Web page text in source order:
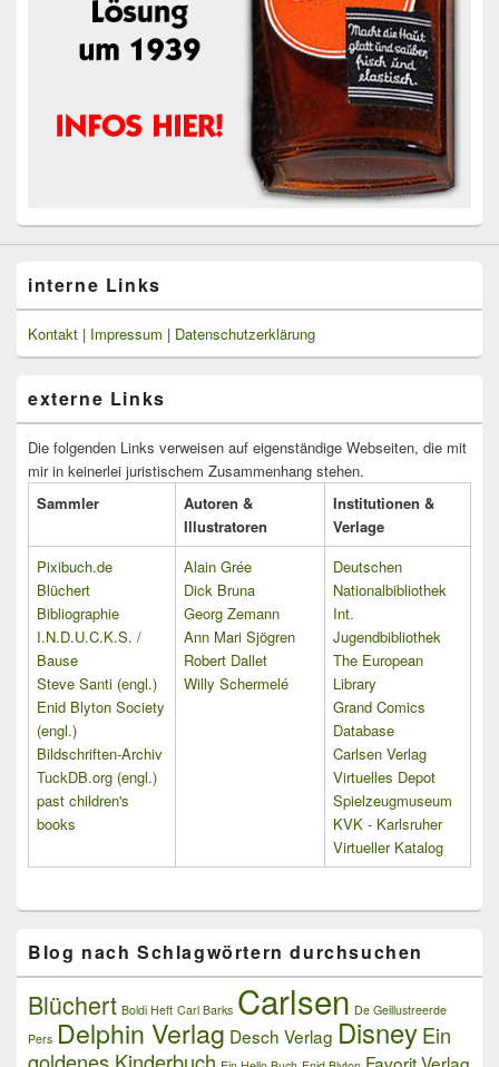
interne Links
Kontakt | Impressum | Datenschutzerklärung
externe Links
Die folgenden Links verweisen auf eigenständige Webseiten, die mit
mir in keinerlei juristischem Zusammenhang stehen.
Sammler
Autoren &
Illustratoren
Institutionen &
Verlage
Pixibuch.de
Blüchert
Bibliographie
I.N.D.U.C.K.S. /
Bause
Steve Santi (engl.)
Enid Blyton Society
(engl.)
Bildschriften-Archiv
TuckDB.org (engl.)
past children's
books
Alain Grée
Dick Bruna
Georg Zemann
Ann Mari Sjögren
Robert Dallet
Willy Schermelé
Deutschen
Nationalbibliothek
Int.
Jugendbibliothek
The European
Library
Grand Comics
Database
Carlsen Verlag
Virtuelles Depot
Spielzeugmuseum
KVK - Karlsruher
Virtueller Katalog
Blog nach Schlagwörtern durchsuchen
Blüchert Boldi Heft Carl Barks Carlsen De Geillustreerde
Pers Delphin Verlag Desch Verlag DisneyEin